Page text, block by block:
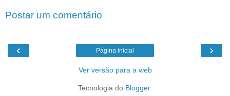
Postar um comentário
‹ ›
Página inicial
Ver versão para a web
Tecnologia do Blogger.